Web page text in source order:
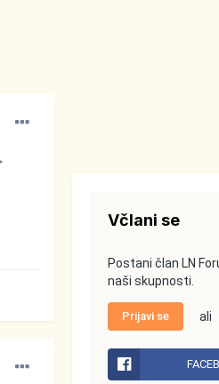
Včlani se
Postani član LN
naši skupnosti.
Prijavi se ali